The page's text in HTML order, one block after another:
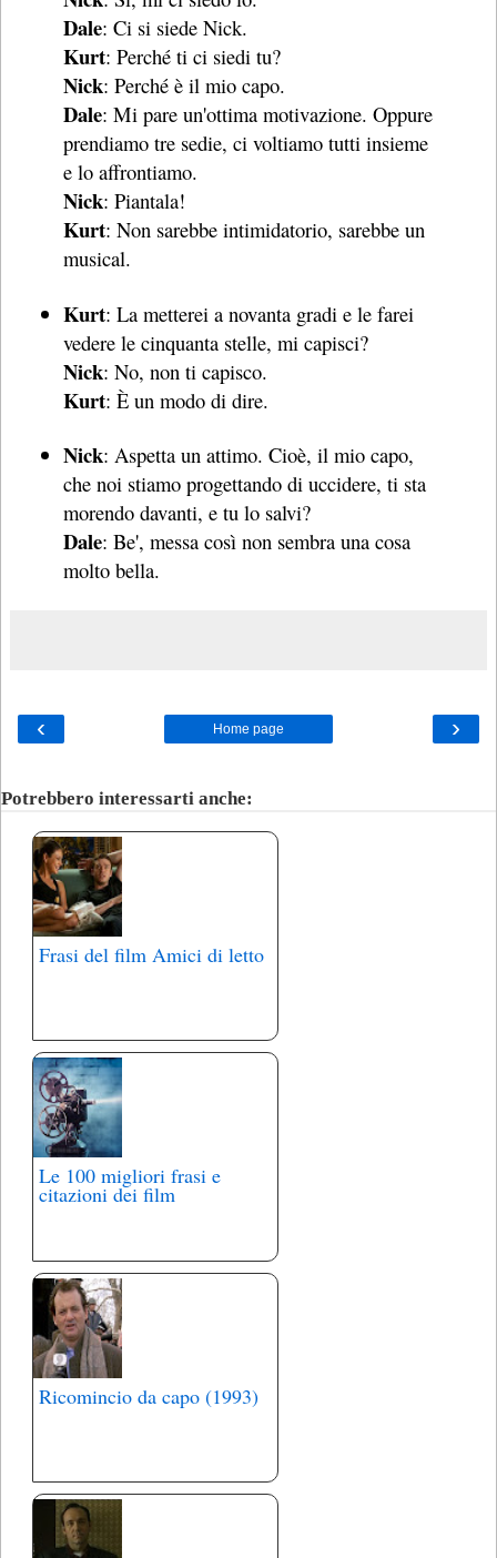
Dale: Ci si siede Nick.
Kurt: Perché ti ci siedi tu?
Nick: Perché è il mio capo.
Dale: Mi pare un'ottima motivazione. Oppure
prendiamo tre sedie, ci voltiamo tutti insieme
e lo affrontiamo.
Nick: Piantala!
Kurt: Non sarebbe intimidatorio, sarebbe un
musical.
Kurt: La metterei a novanta gradi e le farei
vedere le cinquanta stelle, mi capisci?
Nick: No, non ti capisco.
Kurt: È un modo di dire.
Nick: Aspetta un attimo. Cioè, il mio capo,
che noi stiamo progettando di uccidere, ti sta
morendo davanti, e tu lo salvi?
Dale: Be', messa così non sembra una cosa
molto bella.
‹ ›
Home page
Potrebbero interessarti anche:
Frasi del film Amici di letto
Le 100 migliori frasi e
citazioni dei film
Ricomincio da capo (1993)